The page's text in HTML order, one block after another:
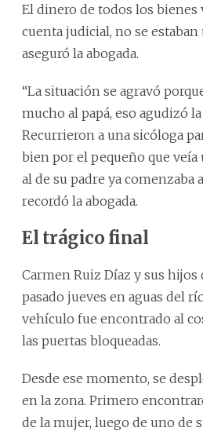
El dinero de todos los bienes
cuenta judicial, no se estaban
aseguró la abogada.
“La situación se agravó
mucho al papá, eso agudizó
Recurrieron a una sicóloga
bien por el pequeño que
al de su padre ya comenzaba
recordó la abogada.
El trágico final
Carmen Ruiz Díaz y sus hijos
pasado jueves en aguas del
vehículo fue encontrado al
las puertas bloqueadas.
Desde ese momento, se
en la zona. Primero
de la mujer, luego de uno de